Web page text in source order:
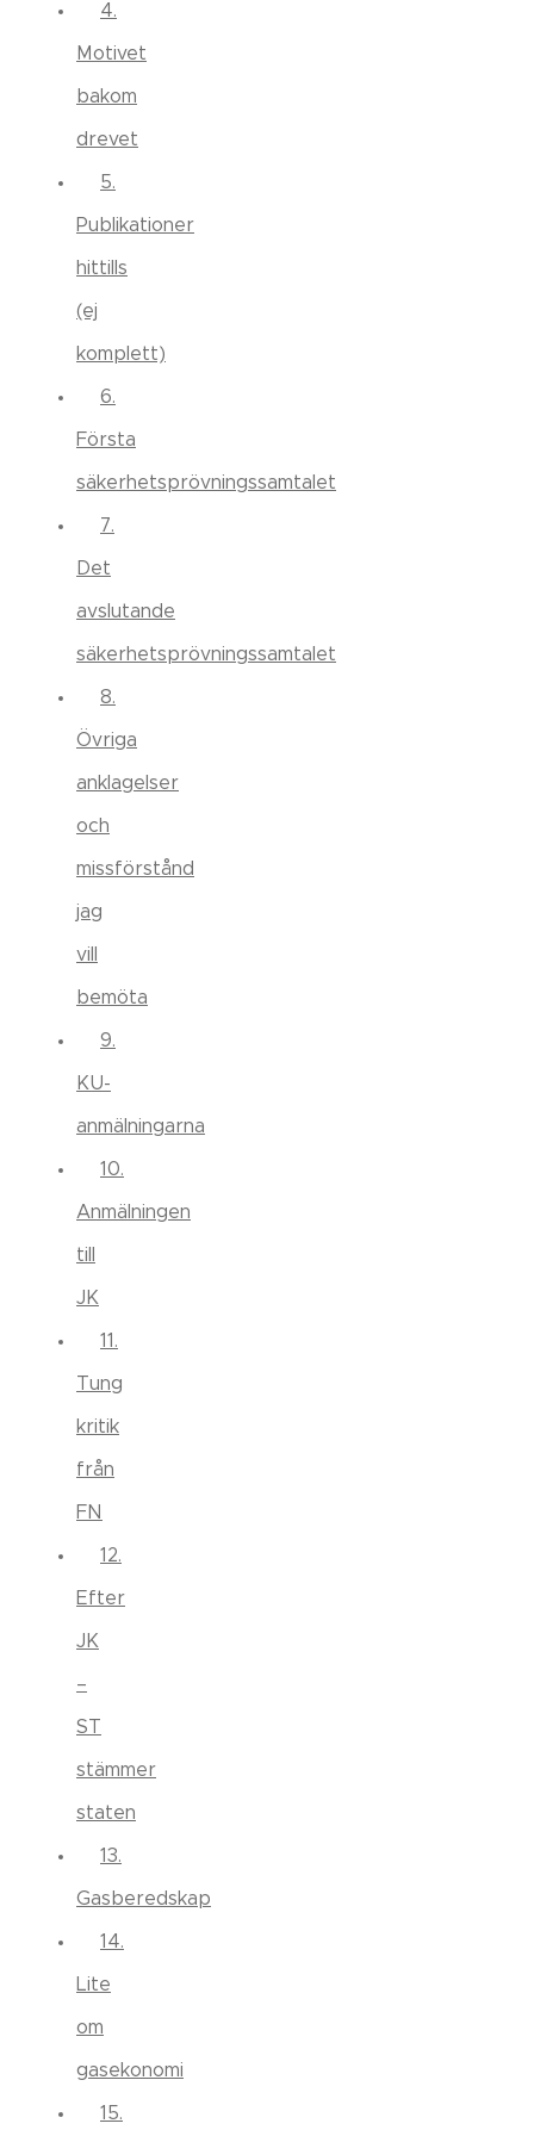
4.
Motivet
bakom
drevet
5.
Publikationer
hittills
(ej
komplett)
6.
Första
säkerhetsprövningssamtalet
7.
Det
avslutande
säkerhetsprövningssamtalet
8.
Övriga
anklagelser
och
missförstånd
jag
vill
bemöta
9.
KU-
anmälningarna
10.
Anmälningen
till
JK
11.
Tung
kritik
från
FN
12.
Efter
JK
–
ST
stämmer
staten
13.
Gasberedskap
14.
Lite
om
gasekonomi
15.